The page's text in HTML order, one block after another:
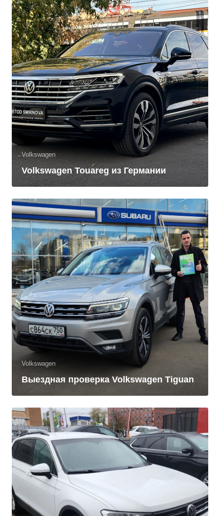
Volkswagen
Volkswagen Touareg из Германии
Volkswagen
Выездная проверка Volkswagen Tiguan